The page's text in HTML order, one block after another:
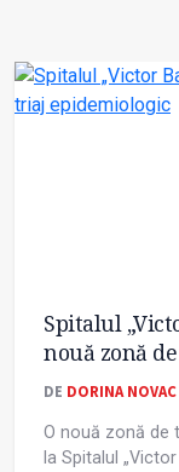
Spitalul
nouă zonă
DE DORINA NOVAC
O nouă zonă de
la Spitalul